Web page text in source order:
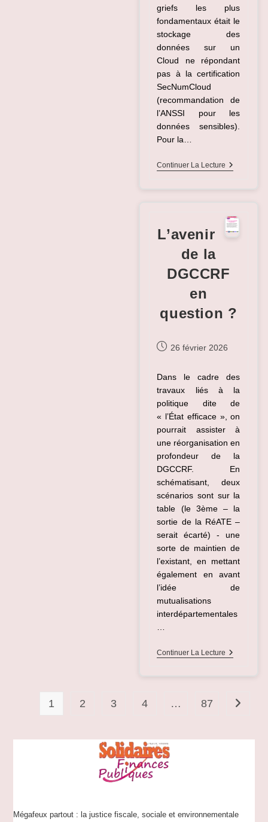
griefs les plus
fondamentaux était le
stockage des
données sur un
Cloud ne répondant
pas à la certification
SecNumCloud
(recommandation de
l’ANSSI pour les
données sensibles).
Pour la…
Continuer La Lecture Avant
De
Santé :
Data
Voie
L’avenir
de la
DGCCRF
en
question ?
Publication
26 février 2026
Dans le cadre des
travaux liés à la
politique dite de
« l’État efficace », on
pourrait assister à
une réorganisation en
profondeur de la
DGCCRF. En
schématisant, deux
scénarios sont sur la
table (le 3ème – la
sortie de la RéATE –
serait écarté) - une
sorte de maintien de
l’existant, en mettant
également en avant
l’idée de
mutualisations
interdépartementales
Continuer La Lecture L’avenir
Question
1 2 3 4 … 87 Aller à
Mégafeux partout : la justice fiscale, sociale et environnementale